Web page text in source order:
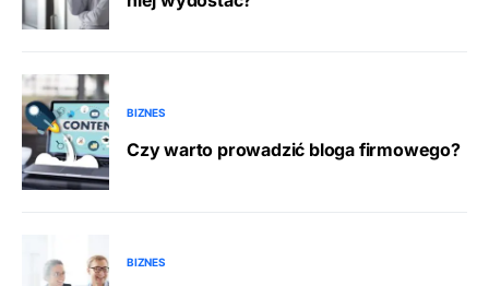
BIZNES
Czy warto prowadzić bloga firmowego?
BIZNES